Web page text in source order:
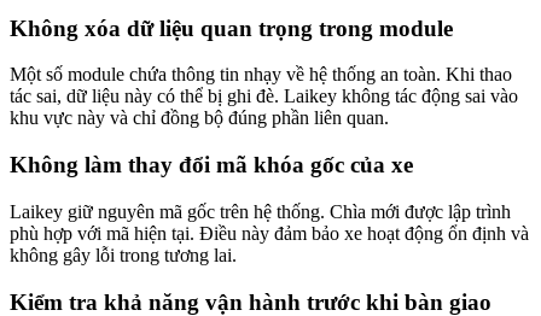
Không xóa dữ liệu quan trọng trong module
Một số module chứa thông tin nhạy về hệ thống an toàn. Khi thao
tác sai, dữ liệu này có thể bị ghi đè. Laikey không tác động sai vào
khu vực này và chỉ đồng bộ đúng phần liên quan.
Không làm thay đổi mã khóa gốc của xe
Laikey giữ nguyên mã gốc trên hệ thống. Chìa mới được lập trình
phù hợp với mã hiện tại. Điều này đảm bảo xe hoạt động ổn định và
không gây lỗi trong tương lai.
Kiểm tra khả năng vận hành trước khi bàn giao